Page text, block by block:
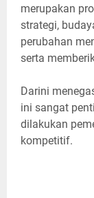
merupakan
strategi,
perubahan
serta
Darini
ini sangat
dilakukan
kompetitif.